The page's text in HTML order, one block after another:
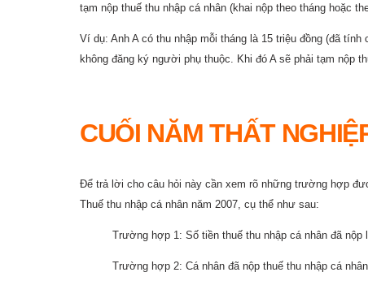
tạm nộp thuế thu nhập cá nhân (khai nộp theo tháng hoặc
Ví dụ: Anh A có thu nhập mỗi tháng là 15 triệu đồng (đã
không đăng ký người phụ thuộc. Khi đó A sẽ phải tạm nộp
CUỐI NĂM THẤT
Để trả lời cho câu hỏi này cần xem rõ những trường hợp
Thuế thu nhập cá nhân năm 2007, cụ thể như sau:
Trường hợp 1: Số tiền thuế thu nhập cá nhân đã nộp
Trường hợp 2: Cá nhân đã nộp thuế thu nhập cá